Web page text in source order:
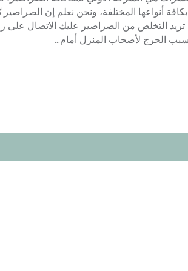
بكافة أنواعها المختلفة، ونحن نعلم إن
الحرج لأصحاب المنزل أمام...